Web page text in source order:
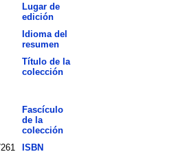
Lugar de
edición
Idioma del
resumen
Título de la
colección
Fascículo
de la
colección
ISBN